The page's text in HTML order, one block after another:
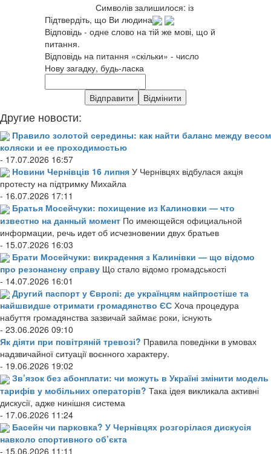
Символів залишилося: із
Підтвердіть, що Ви людина
Відповідь - одне слово на тій же мові, що й
питання.
Відповідь на питання «скільки» - число
Нову загадку, будь-ласка
Другие новости:
Правило золотой середины: как найти баланс между весом
коляски и ее проходимостью
- 17.07.2026 16:57
Новини Чернівців 16 липня У Чернівцях відбулася акція
протесту на підтримку Михайла
- 16.07.2026 17:11
Братья Мосейчуки: похищение из Калиновки — что
известно на данный момент По имеющейся официальной
информации, речь идет об исчезновении двух братьев
- 15.07.2026 16:03
Брати Мосейчуки: викрадення з Калинівки — що відомо
про резонансну справу Що стало відомо громадськості
- 14.07.2026 16:01
Другий паспорт у Європі: де українцям найпростіше та
найшвидше отримати громадянство ЄС Хоча процедура
набуття громадянства зазвичай займає роки, існують
- 23.06.2026 09:10
Як діяти при повітряній тревозі? Правила поведінки в умовах
надзвичайної ситуації воєнного характеру.
- 19.06.2026 19:02
Зв’язок без абонплати: чи можуть в Україні змінити модель
тарифів у мобільних операторів? Така ідея викликала активні
дискусії, адже нинішня система
- 17.06.2026 11:24
Басейн чи парковка? У Чернівцях розгорілася дискусія
навколо спортивного об’єкта
- 15.06.2026 11:11